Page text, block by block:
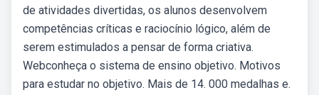
de atividades divertidas, os alunos desenvolvem
competências críticas e raciocínio lógico, além de
serem estimulados a pensar de forma criativa.
Webconheça o sistema de ensino objetivo. Motivos
para estudar no objetivo. Mais de 14. 000 medalhas e.